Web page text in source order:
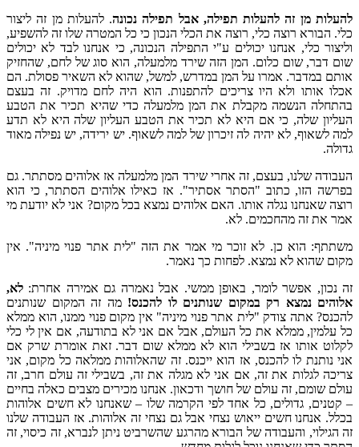
להעלות מן זה להעלות תפילה, אבל תפילה נכונה. להעלות מן זה ליצור
כלי. הבורא רוצה כלי, רוצה את הכלי הנכון כי כל המטרה שלו זה להשפיע,
וליצור כלי, אנחנו יכולים ע"י התפילה הנכונה, כי אנחנו לבד לא יכולים
שום דבר, שום כלום. המן הזה שירד מלמעלה, הוא סוג של לחם, שהחזיק
אותם במדבר. אמרו על המן במדרש, למשל, שהוא לא השאיר פסולת. הם
אכלו אותו ולא היו צריכים להתפנות. הוא היה לחם מדויק. זה בעצם
בהתחלה הנשמה מקבלת את המן מלמעלה כדי שהיא תכיר את הטבע
העליון שלה, כי אם היא לא תכיר את הטבע העליון שלה היא לא תדע
למה לשאוף, לא יהיה לה זיכרון של למה לשאוף. יש ירידה, יש נפילה מאוד
גדולה.
העבודה שלנו, בעצם, זה אחרי שירד המן מלמעלה אז אלוהים מסתתר. גם
בפרשה הזו, כתוב "הסתר אסתיר". אז כאילו אלוהים הסתתר, כי הוא
רוצה שאנחנו נגלה אותו. האם אלוהים נמצא בכל מקום? אני לא יודעת מי
אמר את זה מהחכמים. לא.
משתתף: הוא כן. לא זוכר מי אמר את הזה "לית אתר פנוי מיניה". אין
מקום שהוא לא נמצא. לפחות כך נאמר.
זה נכון, אפשר לומר, באופן ממשי. אבל נאמרה גם אמירה אחרת: לא,
אלוהים נמצא רק במקום שנותנים לו להכנס! מה זה המקום שנותנים
להכנס? אתה צודק "לית אתר פנוי מיניה" אין מקום פנוי ממנו, הוא ממלא
כל עלמין, ממלא את כל העולם, אבל אם אני לא בתודעה, אם אין לי כלי
לקלוט אותו אז בשבילי הוא לא ממלא שום דבר. זאת אומרת שרק אם
אני נותנת לו להכנס, אז הוא ייכנס. זה שהאלוהות ממלאה כל מקום, אני
צריכה לגלות את זה, אם אני לא מגלה את זה, בשבילי זה עולם חרב, זה
עולם שומם, זה עולם של חושך ודכאון. אנחנו מכירים מצבים כאלה בחיים
– קטנים, גדולים, כל אחד לפי הקרמה שלו – שאנחנו לא חשים אלוהות
בכלל. אנחנו חשים ייאוש נצחי אבל גם נצחי זה אלוהות. אז העבודה שלנו
זה הגילוי, והעבודה של הבורא מהרגע שהשרביט ניתן לנברא, זה כיסוי, זה